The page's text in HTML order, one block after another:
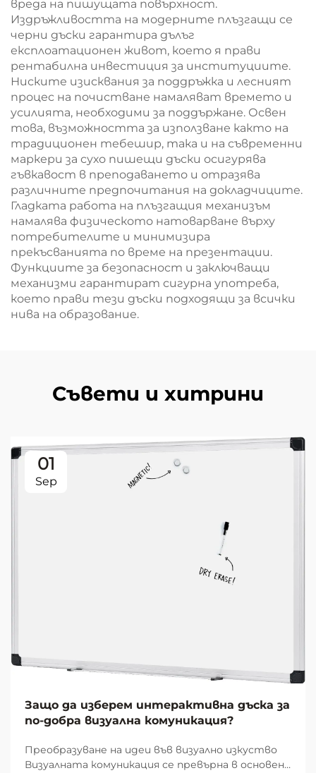
вреда на пишущата повърхност.
Издръжливостта на модерните плъзгащи се
черни дъски гарантира дълъг
експлоатационен живот, което я прави
рентабилна инвестиция за институциите.
Ниските изисквания за поддръжка и лесният
процес на почистване намаляват времето и
усилията, необходими за поддържане. Освен
това, възможността за използване както на
традиционен тебешир, така и на съвременни
маркери за сухо пишещи дъски осигурява
гъвкавост в преподаването и отразява
различните предпочитания на докладчиците.
Гладката работа на плъзгащия механизъм
намалява физическото натоварване върху
потребителите и минимизира
прекъсванията по време на презентации.
Функциите за безопасност и заключващи
механизми гарантират сигурна употреба,
което прави тези дъски подходящи за всички
нива на образование.
Съвети и хитрини
01
Sep
Защо да изберем интерактивна дъска за
по-добра визуална комуникация?
Преобразуване на идеи във визуално изкуство
Визуалната комуникация се превърна в основен